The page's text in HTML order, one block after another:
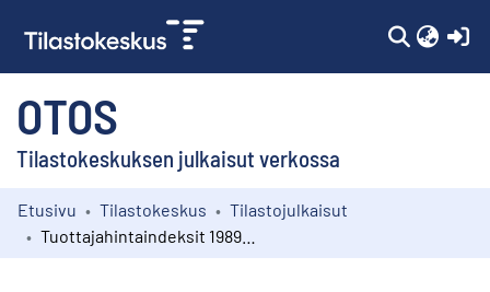
OTOS
Tilastokeskuksen julkaisut verkossa
Kokoelmat
Etusivu Tilastokeskus
Tilastojulkaisut